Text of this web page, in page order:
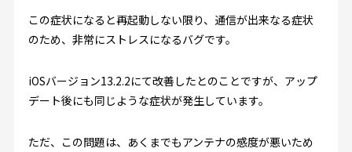
この症状になると再起動しない限り、通信が出来なる症状
のため、非常にストレスになるバグです。
iOSバージョン13.2.2にて改善したとのことですが、アップ
デート後にも同じような症状が発生しています。
ただ、この問題は、あくまでもアンテナの感度が悪いため